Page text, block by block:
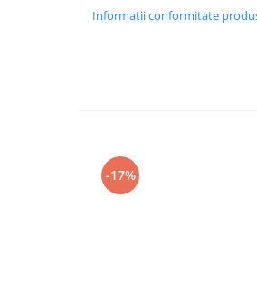
Informatii conformitate
-17%